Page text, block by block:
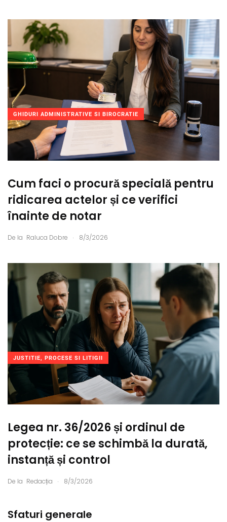
GHIDURI ADMINISTRATIVE SI BIROCRATIE
Cum faci o procură specială pentru
ridicarea actelor și ce verifici
înainte de notar
De la Raluca Dobre . 8/3/2026
JUSTITIE, PROCESE SI LITIGII
Legea nr. 36/2026 și ordinul de
protecție: ce se schimbă la durată,
instanță și control
De la Redacția . 8/3/2026
Sfaturi generale